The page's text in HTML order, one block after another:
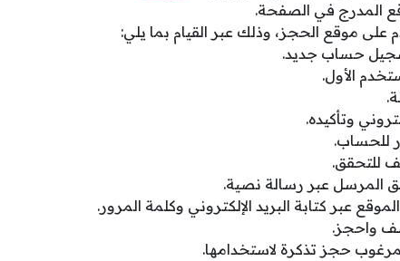
المدرج في الصفحة.
على موقع الحجز، وذلك عبر القيام بما يلي:
حساب جديد.
الأول.
وتأكيده.
للحساب.
للتحقق.
المرسل عبر رسالة نصية.
عبر كتابة البريد الإلكتروني وكلمة المرور.
واحجز.
حجز تذكرة لاستخدامها.